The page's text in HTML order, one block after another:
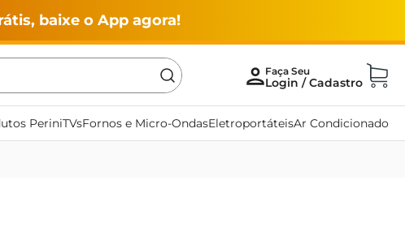
baixe o App agora!
PeriniTVsFornos e Micro-OndasEletroportáteisAr Condicionado